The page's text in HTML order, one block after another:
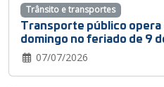
Transporte público opera
domingo no feriado de 9
07/07/2026
Trânsito e transportes